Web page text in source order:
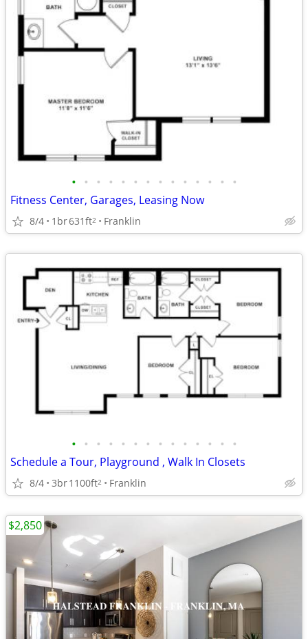
• • • • • • • • • • • • • •
Fitness Center, Garages, Leasing Now
8/4 1br631ft2 Franklin
• • • • • • • • • • • • • •
Schedule a Tour, Playground , Walk In Closets
8/4 3br1100ft2 Franklin
$2,850